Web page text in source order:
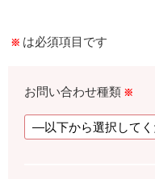
t
n
※ は必須項目です
お問い合わせ種類 ※